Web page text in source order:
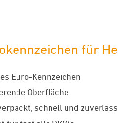
für
Euro-Kennzeichen
Oberfläche
schnell und